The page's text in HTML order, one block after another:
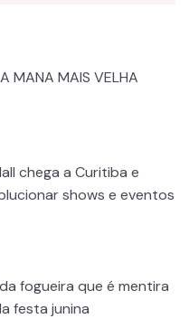
MANA MAIS VELHA
chega a Curitiba e
shows e eventos
fogueira que é mentira
festa junina